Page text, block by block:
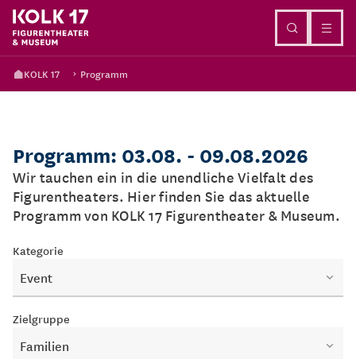
KOLK 17 Programm
Programm: 03.08. - 09.08.2026
Wir tauchen ein in die unendliche Vielfalt des
Figurentheaters. Hier finden Sie das aktuelle
Programm von KOLK 17 Figurentheater & Museum.
Kategorie
Event
Zielgruppe
Familien